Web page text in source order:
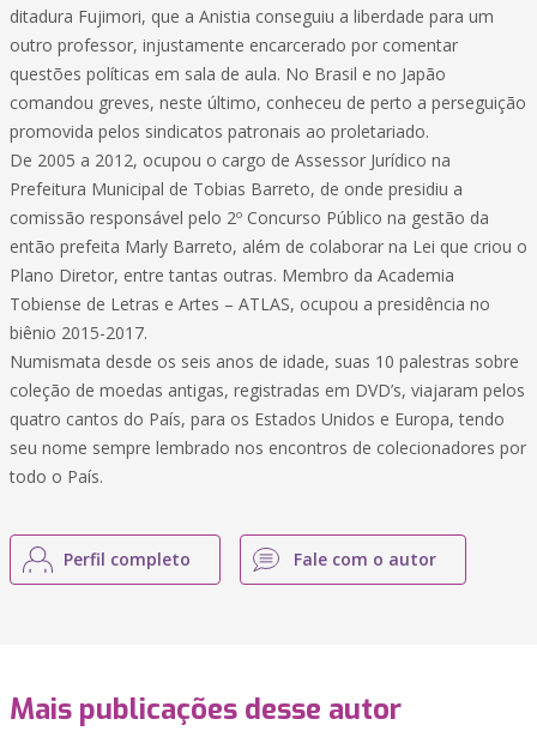
ditadura Fujimori, que a Anistia conseguiu a liberdade para um
outro professor, injustamente encarcerado por comentar
questões políticas em sala de aula. No Brasil e no Japão
comandou greves, neste último, conheceu de perto a perseguição
promovida pelos sindicatos patronais ao proletariado.
De 2005 a 2012, ocupou o cargo de Assessor Jurídico na
Prefeitura Municipal de Tobias Barreto, de onde presidiu a
comissão responsável pelo 2º Concurso Público na gestão da
então prefeita Marly Barreto, além de colaborar na Lei que criou o
Plano Diretor, entre tantas outras. Membro da Academia
Tobiense de Letras e Artes – ATLAS, ocupou a presidência no
biênio 2015-2017.
Numismata desde os seis anos de idade, suas 10 palestras sobre
coleção de moedas antigas, registradas em DVD’s, viajaram pelos
quatro cantos do País, para os Estados Unidos e Europa, tendo
seu nome sempre lembrado nos encontros de colecionadores por
todo o País.
Perfil completo Fale com o autor
Mais publicações desse autor